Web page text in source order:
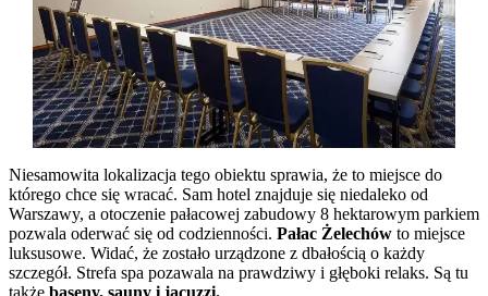
Niesamowita lokalizacja tego obiektu sprawia, że to miejsce do
którego chce się wracać. Sam hotel znajduje się niedaleko od
Warszawy, a otoczenie pałacowej zabudowy 8 hektarowym parkiem
pozwala oderwać się od codzienności. Pałac Żelechów to miejsce
luksusowe. Widać, że zostało urządzone z dbałością o każdy
szczegół. Strefa spa pozawala na prawdziwy i głęboki relaks. Są tu